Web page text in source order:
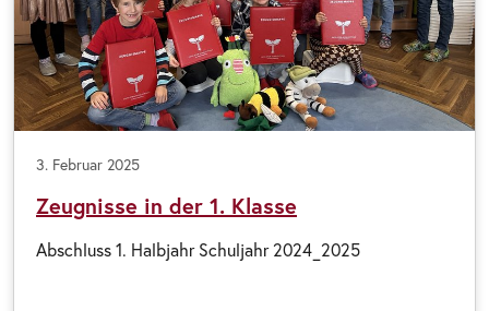
3. Februar 2025
Zeugnisse in der 1. Klasse
Abschluss 1. Halbjahr Schuljahr 2024_2025